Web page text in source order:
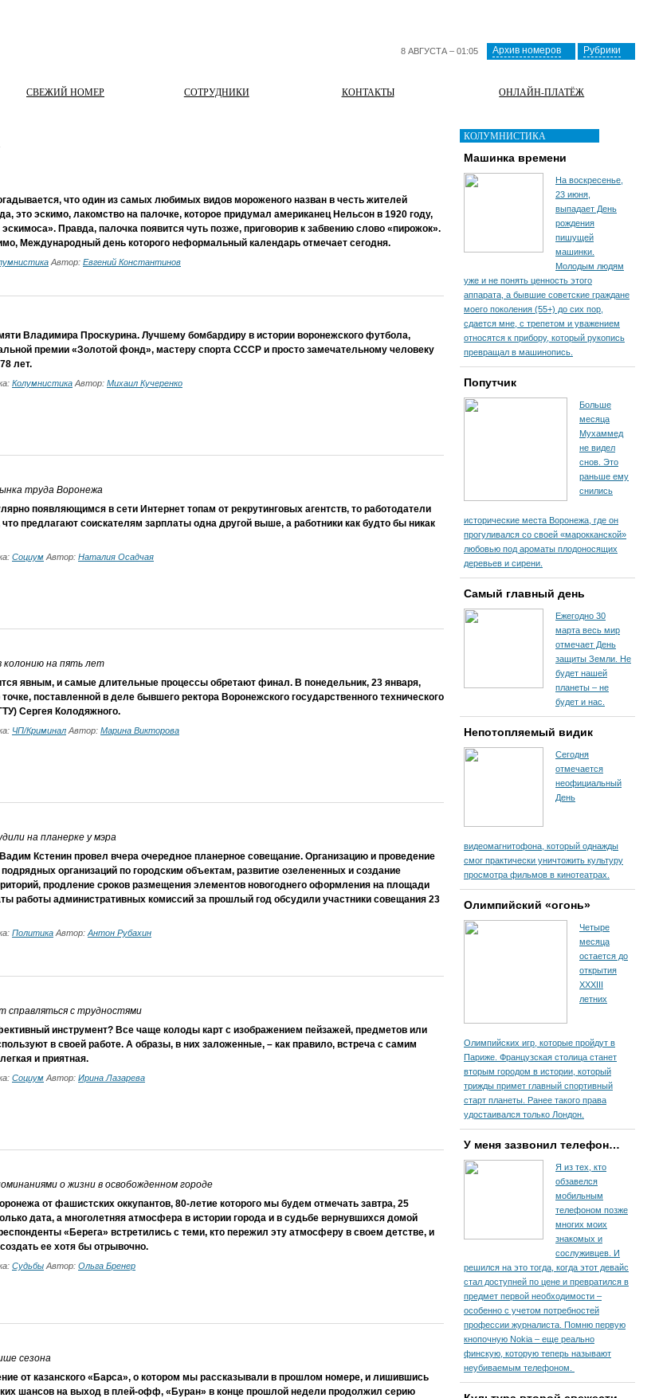
8 АВГУСТА – 01:05 Архив номеров Рубрики
СВЕЖИЙ НОМЕР СОТРУДНИКИ КОНТАКТЫ ОНЛАЙН-ПЛАТЁЖ
что один из самых любимых видов мороженого назван в честь жителей
это эскимо, лакомство на палочке, которое придумал американец Нельсон в 1920 году,
Правда, палочка появится чуть позже, приговорив к забвению слово «пирожок».
Международный день которого неформальный календарь отмечает сегодня.
Автор: Евгений Константинов
Владимира Проскурина. Лучшему бомбардиру в истории воронежского футбола,
премии «Золотой фонд», мастеру спорта СССР и просто замечательному человеку
лет.
Колумнистика Автор: Михаил Кучеренко
труда Воронежа
появляющимся в сети Интернет топам от рекрутинговых агентств, то работодатели
предлагают соискателям зарплаты одна другой выше, а работники как будто бы никак
Социум Автор: Наталия Осадчая
колонию на пять лет
явным, и самые длительные процессы обретают финал. В понедельник, 23 января,
поставленной в деле бывшего ректора Воронежского государственного технического
Сергея Колодяжного.
ЧП/Криминал Автор: Марина Викторова
на планерке у мэра
Кстенин провел вчера очередное планерное совещание. Организацию и проведение
организаций по городским объектам, развитие озелененных и создание
продление сроков размещения элементов новогоднего оформления на площади
работы административных комиссий за прошлый год обсудили участники совещания 23
Политика Автор: Антон Рубахин
с трудностями
инструмент? Все чаще колоды карт с изображением пейзажей, предметов или
в своей работе. А образы, в них заложенные, – как правило, встреча с самим
и приятная.
Социум Автор: Ирина Лазарева
о жизни в освобожденном городе
от фашистских оккупантов, 80-летие которого мы будем отмечать завтра, 25
дата, а многолетняя атмосфера в истории города и в судьбе вернувшихся домой
«Берега» встретились с теми, кто пережил эту атмосферу в своем детстве, и
ее хотя бы отрывочно.
Судьбы Автор: Ольга Бренер
сезона
от казанского «Барса», о котором мы рассказывали в прошлом номере, и лишившись
шансов на выход в плей-офф, «Буран» в конце прошлой недели продолжил серию
КОЛУМНИСТИКА
Машинка времени
На воскресенье,
23 июня,
выпадает День
рождения
пишущей
машинки.
Молодым людям
уже и не понять ценность этого
аппарата, а бывшие советские граждане
моего поколения (55+) до сих пор,
сдается мне, с трепетом и уважением
относятся к прибору, который рукопись
превращал в машинопись.
Попутчик
Больше
месяца
Мухаммед
не видел
снов. Это
раньше ему
снились
исторические места Воронежа, где он
прогуливался со своей «марокканской»
любовью под ароматы плодоносящих
деревьев и сирени.
Самый главный день
Ежегодно 30
марта весь мир
отмечает День
защиты Земли. Не
будет нашей
планеты – не
будет и нас.
Непотопляемый видик
Сегодня
отмечается
неофициальный
День
видеомагнитофона, который однажды
смог практически уничтожить культуру
просмотра фильмов в кинотеатрах.
Олимпийский «огонь»
Четыре
месяца
остается до
открытия
XXXIII
летних
Олимпийских игр, которые пройдут в
Париже. Французская столица станет
вторым городом в истории, который
трижды примет главный спортивный
старт планеты. Ранее такого права
удостаивался только Лондон.
У меня зазвонил телефон…
Я из тех, кто
обзавелся
мобильным
телефоном позже
многих моих
знакомых и
сослуживцев. И
решился на это тогда, когда этот девайс
стал доступней по цене и превратился в
предмет первой необходимости –
особенно с учетом потребностей
профессии журналиста. Помню первую
кнопочную Nokia – еще реально
финскую, которую теперь называют
неубиваемым телефоном.